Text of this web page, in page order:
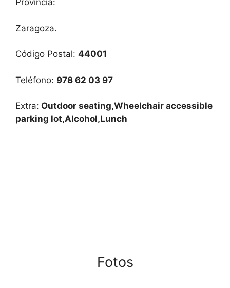
Provincia:
Zaragoza.
Código Postal: 44001
Teléfono: 978 62 03 97
Extra: Outdoor seating,Wheelchair accessible
parking lot,Alcohol,Lunch
Fotos